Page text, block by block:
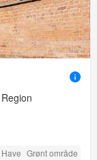
Have Grønt område